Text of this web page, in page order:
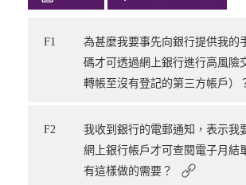
F1
為甚麼我要事先向銀行提供我的
碼才可透過網上銀行進行高風險
轉帳至沒有登記的第三方帳戶）
F2
我收到銀行的電郵通知，表示我
網上銀行帳戶才可查閱電子月結
有這樣做的需要？